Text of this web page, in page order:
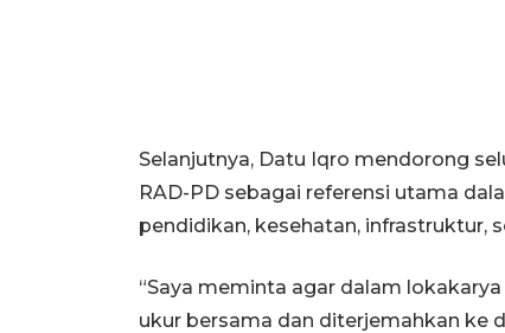
Selanjutnya, Datu Iqro mendorong
RAD-PD sebagai referensi utama
pendidikan, kesehatan, infrastruktur,
“Saya meminta agar dalam
ukur bersama dan diterjemahkan ke